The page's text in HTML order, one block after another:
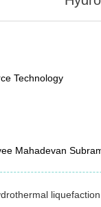
Technology
Mahadevan